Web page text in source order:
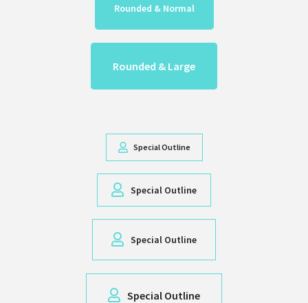
Rounded & Normal
Rounded & Large
Special Outline
Special Outline
Special Outline
Special Outline